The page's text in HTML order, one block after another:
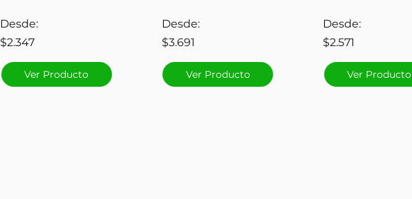
Desde:
$2.347
Ver Producto
Desde:
$3.691
Ver Producto
Desde:
$2.571
Ver Producto